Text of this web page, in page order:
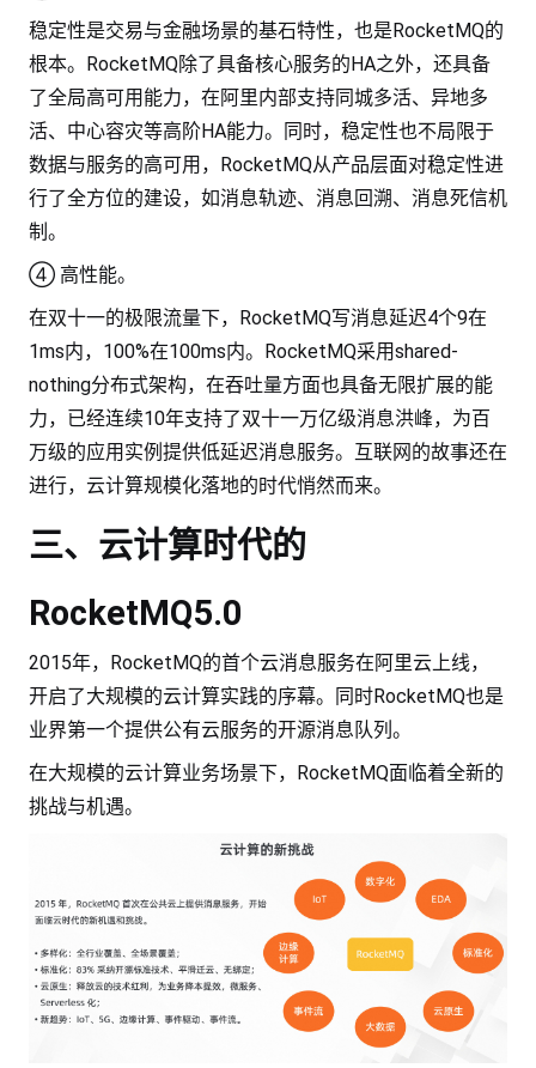
稳定性是交易与金融场景的基石特性，也是RocketMQ的
根本。RocketMQ除了具备核心服务的HA之外，还具备
了全局高可用能力，在阿里内部支持同城多活、异地多
活、中心容灾等高阶HA能力。同时，稳定性也不局限于
数据与服务的高可用，RocketMQ从产品层面对稳定性进
行了全方位的建设，如消息轨迹、消息回溯、消息死信机
制。
④ 高性能。
在双十一的极限流量下，RocketMQ写消息延迟4个9在
1ms内，100%在100ms内。RocketMQ采用shared-
nothing分布式架构，在吞吐量方面也具备无限扩展的能
力，已经连续10年支持了双十一万亿级消息洪峰，为百
万级的应用实例提供低延迟消息服务。互联网的故事还在
进行，云计算规模化落地的时代悄然而来。
三、云计算时代的
RocketMQ5.0
2015年，RocketMQ的首个云消息服务在阿里云上线，
开启了大规模的云计算实践的序幕。同时RocketMQ也是
业界第一个提供公有云服务的开源消息队列。
在大规模的云计算业务场景下，RocketMQ面临着全新的
挑战与机遇。